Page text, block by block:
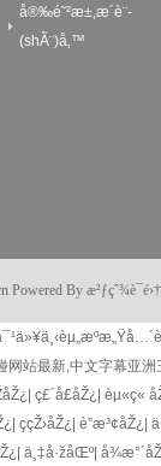
å®‰é˜²æ±‚æ´è¨­
(shÃ¨)å‚™
Powered By
站最新,中文字幕亚
ç£´å£åŽ¿ èµ«ç«
ç­çŽ›åŽ¿ è”æ³¢åŽ¿
ä¸‡å·žåŒº|